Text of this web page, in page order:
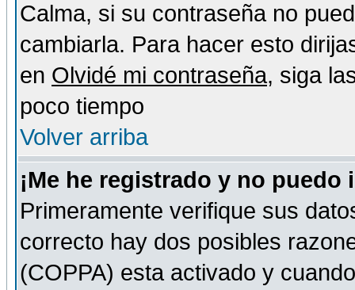
Calma, si su contraseña no
cambiarla. Para hacer esto
en Olvidé mi contraseña, siga
poco tiempo
Volver arriba
¡Me he registrado y no puedo
Primeramente verifique sus
correcto hay dos posibles
(COPPA) esta activado y